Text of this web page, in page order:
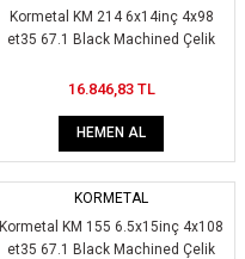
Kormetal KM 214 6x14inç 4x98
et35 67.1 Black Machined Çelik
16.846,83 TL
HEMEN AL
KORMETAL
Kormetal KM 155 6.5x15inç 4x108
et35 67.1 Black Machined Çelik